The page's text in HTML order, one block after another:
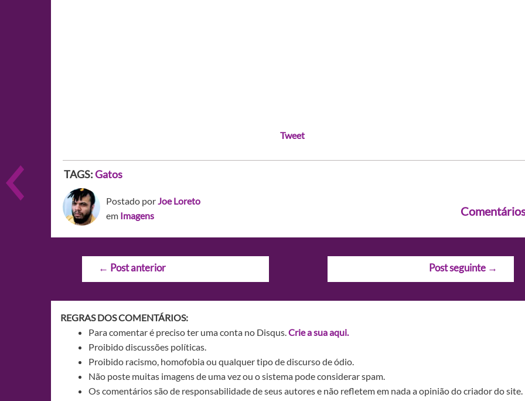
Tweet
TAGS:Gatos
Postado porJoe Loreto
em Imagens
Navegação
← Post anterior Post seguinte →
REGRAS DOS COMENTÁRIOS:
Para comentar é preciso ter uma conta no Disqus.Crie a sua aqui.
Proibido discussões políticas.
Proibido racismo, homofobia ou qualquer tipo de discurso de ódio.
Não poste muitas imagens de uma vez ou o sistema pode considerar spam.
Os comentários são de responsabilidade de seus autores e não refletem em nada a opinião do criador do site.